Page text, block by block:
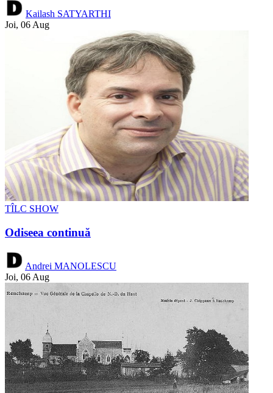
Kailash SATYARTHI
Joi, 06 Aug
TÎLC SHOW
Odiseea continuă
Andrei MANOLESCU
Joi, 06 Aug